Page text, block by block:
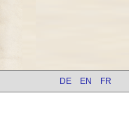
DE EN FR